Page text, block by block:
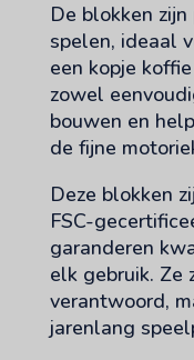
De blokken
spelen, ideaal
een kopje
zowel
bouwen en
de fijne
Deze blokken
FSC-
garanderen
elk gebruik. Ze
verantwoord,
jarenlang